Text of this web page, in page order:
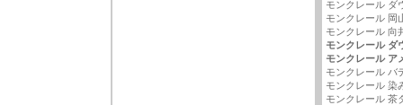
モンクレール ダ
モンクレール 岡
モンクレール 向
モンクレール ダ
モンクレール ア
モンクレール バ
モンクレール 染
モンクレール 茶